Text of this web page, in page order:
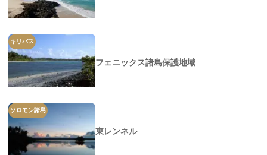
キリバス
フェニックス諸島保護地域
ソロモン諸島
東レンネル